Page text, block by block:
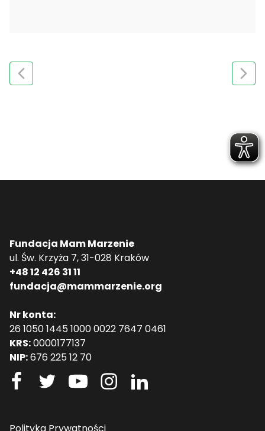
Fundacja Mam Marzenie
ul. Św. Krzyża 7, 31-028 Kraków
+48 12 426 31 11
fundacja@mammarzenie.org
Nr konta:
26 1050 1445 1000 0022 7647 0461
KRS:0000177137
NIP:676 225 12 70